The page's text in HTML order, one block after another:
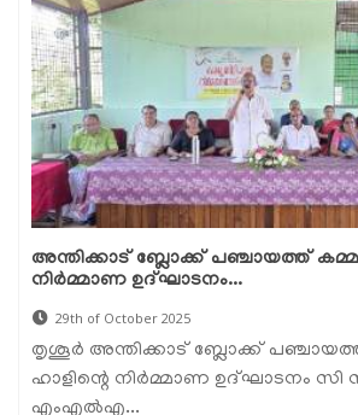
അന്തിക്കാട് ബ്ലോക്ക് പഞ്ചായത്ത്
നിർമ്മാണ ഉദ്ഘാടനം...
29th of October 2025
തൃശൂർ അന്തിക്കാട് ബ്ലോക്ക് പഞ്ചായത്ത്
ഹാളിന്റെ നിർമ്മാണ ഉദ്ഘാടനം സി
എംഎൽഎ...